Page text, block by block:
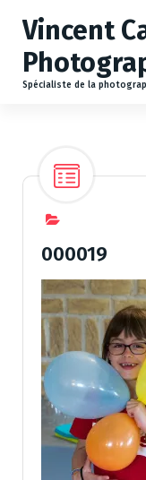
Vincent
Spécialiste de la
000019